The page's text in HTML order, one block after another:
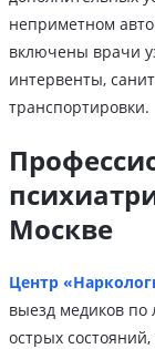
неприметном
включены врачи
интервенты,
транспортировки.
Москве
Центр
выезд медиков по
острых